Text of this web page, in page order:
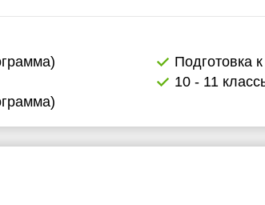
Подготовка
10 - 11